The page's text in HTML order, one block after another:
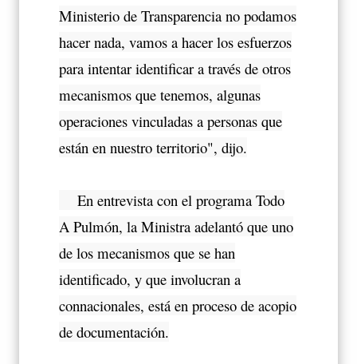
Ministerio de Transparencia no podamos
hacer nada, vamos a hacer los esfuerzos
para intentar identificar a través de otros
mecanismos que tenemos, algunas
operaciones vinculadas a personas que
están en nuestro territorio", dijo.
En entrevista con el programa Todo
A Pulmón, la Ministra adelantó que uno
de los mecanismos que se han
identificado, y que involucran a
connacionales, está en proceso de acopio
de documentación.